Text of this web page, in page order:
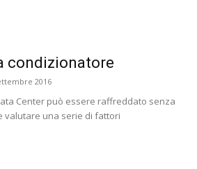
condizionatore
2016
Center può essere raffreddato senza
valutare una serie di fattori